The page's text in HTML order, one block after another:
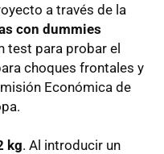
a través de la
con dummies
test para probar el
choques frontales y
Económica de
kg. Al introducir un